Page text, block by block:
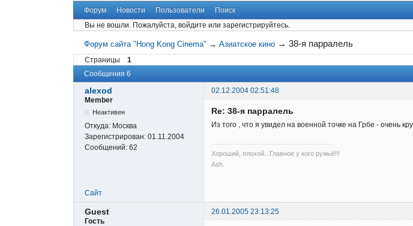
Форум Новости Пользователи
Поиск
Вы не вошли. Пожалуйста, войдите или зарегистрируйтесь.
Форум сайта "Hong Kong Cinema" →Азиатское кино →38-я парралель
Страницы 1
Сообщения 6
alexod
02.12.2004 02:51:48
Member
Неактивен
Откуда: Москва
Зарегистрирован: 01.11.2004
Сообщений: 62
Re: 38-я парралель
Из того , что я увидел на военной точке на Грбе - очень
Хороший, плохой...Главное у кого ружьё!!!
Ash.
Сайт
Guest
26.01.2005 23:13:25
Гость